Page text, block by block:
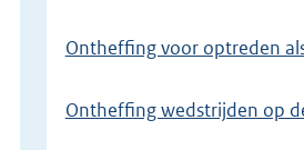
Ontheffing voor optreden
Ontheffing wedstrijden op